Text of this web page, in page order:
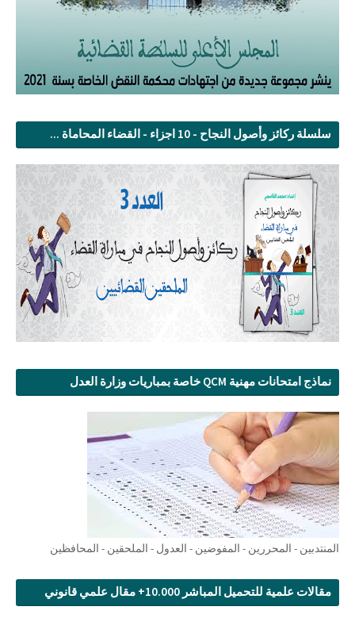
سلسلة ركائز وأصول النجاح - 10 اجزاء - القضاء المحاماة ...
نماذج امتحانات مهنية QCM خاصة بمباريات وزارة العدل
المنتدبين - المحررين - المفوضين - العدول - الملحقين - المحافظين
مقالات علمية للتحميل المباشر 10.000+ مقال علمي قانوني